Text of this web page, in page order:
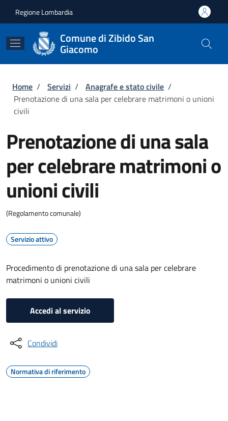
Regione Lombardia
Comune di Zibido San
Giacomo
Briciole di pane
Home / Servizi / Anagrafe e stato civile /
Prenotazione di una sala per celebrare matrimoni o unioni
civili
Prenotazione di una sala
per celebrare matrimoni o
unioni civili
(Regolamento comunale)
Servizio attivo
Procedimento di prenotazione di una sala per celebrare
matrimoni o unioni civili
Accedi al servizio
Condividi
Normativa di riferimento